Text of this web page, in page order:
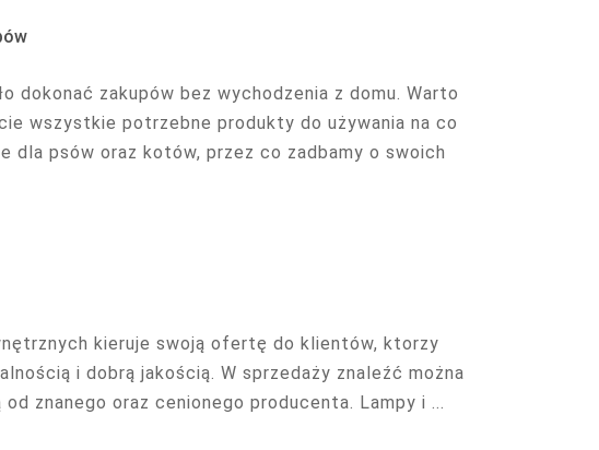
dokonać zakupów bez wychodzenia z domu. Warto
wszystkie potrzebne produkty do używania na co
dla psów oraz kotów, przez co zadbamy o swoich
kieruje swoją ofertę do klientów, ktorzy
i dobrą jakością. W sprzedaży znaleźć można
znanego oraz cenionego producenta. Lampy i ...